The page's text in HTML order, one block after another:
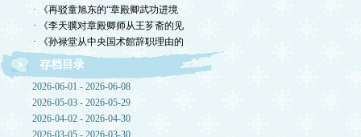
· 《再驳童旭东的“章殿卿武功进境
· 《李天骥对章殿卿师从王芗斋的见
· 《孙禄堂从中央国术館辞职理由的
存档目录
2026-06-01 - 2026-06-08
2026-05-03 - 2026-05-29
2026-04-02 - 2026-04-30
2026-03-05 - 2026-03-30